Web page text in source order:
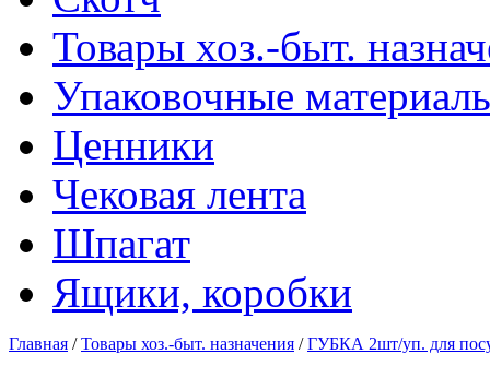
Товары хоз.-быт.
Упаковочные
Ценники
Чековая лента
Шпагат
Ящики, коробки
Главная /Товары хоз.-быт. назначения /ГУБКА 2шт/уп. для